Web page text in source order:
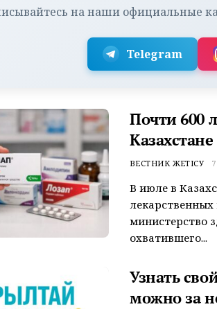
на наши официальные
Telegram
Почти 600
Казахстане
ВЕСТНИК ЖЕТІСУ
В июле в
министерство
охватившего...
Узнать
можно за